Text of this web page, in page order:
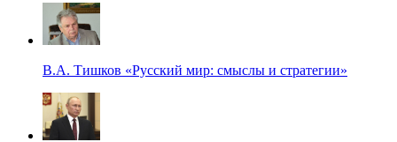
В.А. Тишков «Русский мир: смыслы и стратегии»